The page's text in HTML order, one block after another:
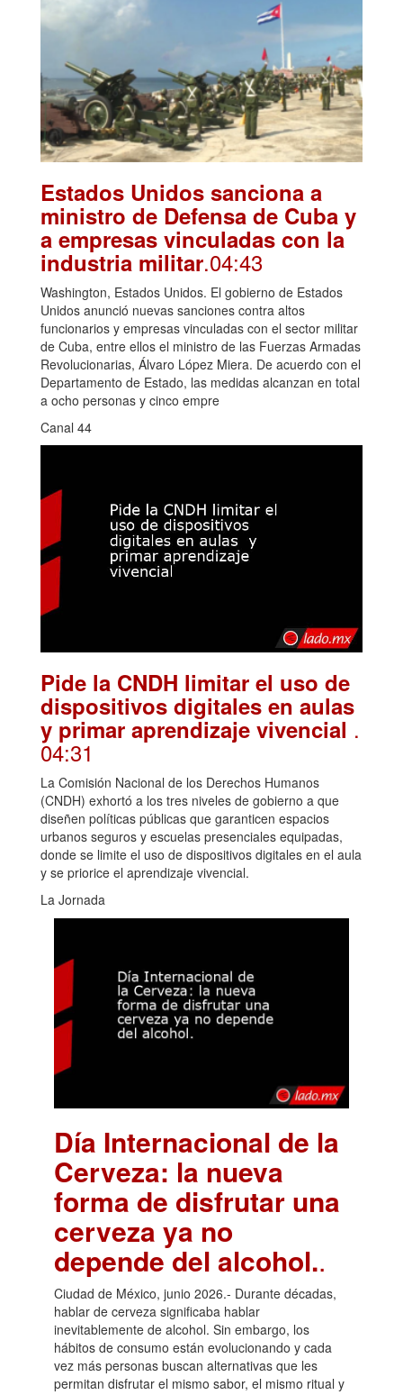
Estados Unidos sanciona a
ministro de Defensa de Cuba y
a empresas vinculadas con la
industria militar.04:43
Washington, Estados Unidos. El gobierno de Estados
Unidos anunció nuevas sanciones contra altos
funcionarios y empresas vinculadas con el sector militar
de Cuba, entre ellos el ministro de las Fuerzas Armadas
Revolucionarias, Álvaro López Miera. De acuerdo con el
Departamento de Estado, las medidas alcanzan en total
a ocho personas y cinco empre
Canal 44
Pide la CNDH limitar el uso de
dispositivos digitales en aulas
y primar aprendizaje vivencial .
04:31
La Comisión Nacional de los Derechos Humanos
(CNDH) exhortó a los tres niveles de gobierno a que
diseñen políticas públicas que garanticen espacios
urbanos seguros y escuelas presenciales equipadas,
donde se limite el uso de dispositivos digitales en el aula
y se priorice el aprendizaje vivencial.
La Jornada
Día Internacional de la
Cerveza: la nueva
forma de disfrutar una
cerveza ya no
depende del alcohol..
Ciudad de México, junio 2026.- Durante décadas,
hablar de cerveza significaba hablar
inevitablemente de alcohol. Sin embargo, los
hábitos de consumo están evolucionando y cada
vez más personas buscan alternativas que les
permitan disfrutar el mismo sabor, el mismo ritual y